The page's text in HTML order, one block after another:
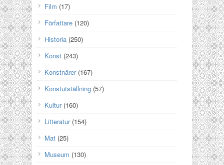
Film (17)
Författare (120)
Historia (250)
Konst (243)
Konstnärer(167)
Konstutställning (57)
Kultur(160)
Litteratur(154)
Mat (25)
Museum (130)